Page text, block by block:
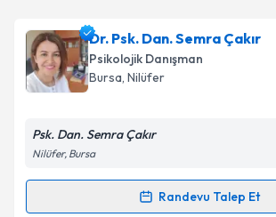
Dr. Psk. Dan. Semra Çakır
Psikolojik Danışman
Bursa, Nilüfer
Psk. Dan. Semra Çakır
Nilüfer, Bursa
Randevu Talep Et
Randevu Takvimi Talebi